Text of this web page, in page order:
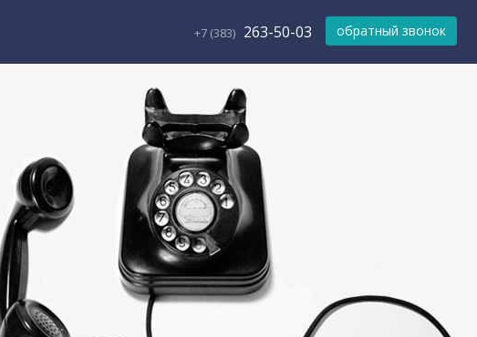
+7 (383) 263-50-03 обратный звонок